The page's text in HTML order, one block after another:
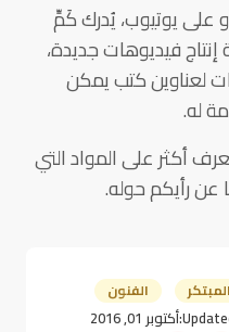
على يوتيوب، يُدرك كَمِّ
إنتاج فيديوهات جديدة،
لعناوين كتب يمكن
له.
أكثر على المواد التي
عن رأيكم حوله.
الفنون
أكتوبر 01, 2016